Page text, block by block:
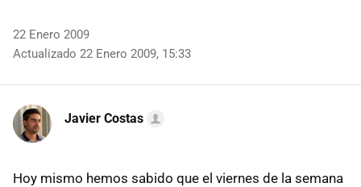
22 Enero 2009
Actualizado 22 Enero 2009, 15:33
Javier Costas
Hoy mismo hemos sabido que el viernes de la semana